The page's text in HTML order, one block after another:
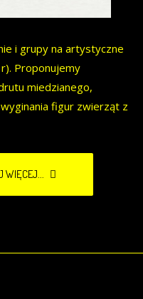
i grupy na artystyczne
Proponujemy
miedzianego,
figur zwierząt z
WIĘCEJ...